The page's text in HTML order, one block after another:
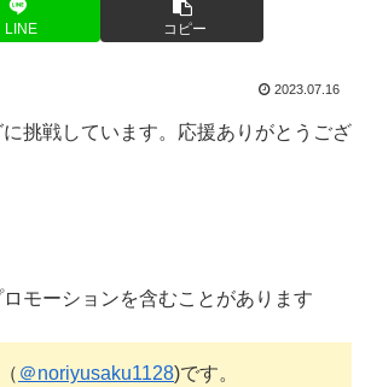
LINE コピー
2023.07.16
挑戦しています。応援ありがとうござ
モーションを含むことがあります
＠noriyusaku1128)です。